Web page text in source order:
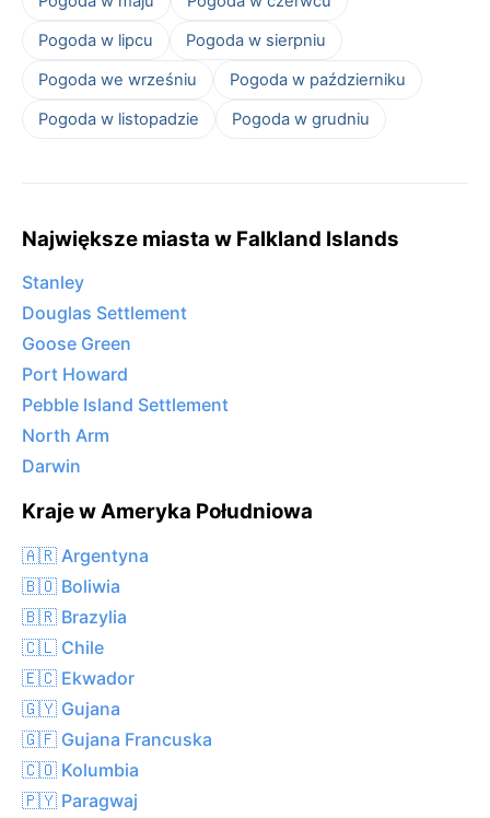
Pogoda w lipcu
Pogoda w sierpniu
Pogoda we wrześniu
Pogoda w październiku
Pogoda w listopadzie
Pogoda w grudniu
Największe miasta w Falkland Islands
Stanley
Douglas Settlement
Goose Green
Port Howard
Pebble Island Settlement
North Arm
Darwin
Kraje w Ameryka Południowa
🇦🇷 Argentyna
🇧🇴 Boliwia
🇧🇷 Brazylia
🇨🇱 Chile
🇪🇨 Ekwador
🇬🇾 Gujana
🇬🇫 Gujana Francuska
🇨🇴 Kolumbia
🇵🇾 Paragwaj